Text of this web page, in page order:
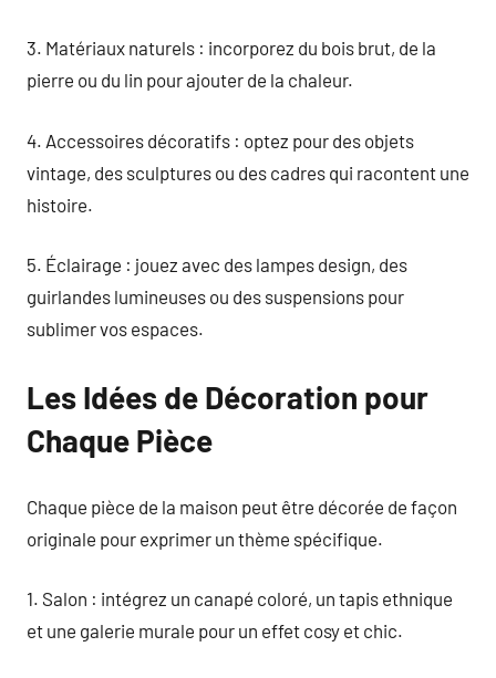
3. Matériaux naturels : incorporez du bois brut, de la
pierre ou du lin pour ajouter de la chaleur.
4. Accessoires décoratifs : optez pour des objets
vintage, des sculptures ou des cadres qui racontent une
histoire.
5. Éclairage : jouez avec des lampes design, des
guirlandes lumineuses ou des suspensions pour
sublimer vos espaces.
Les Idées de Décoration pour
Chaque Pièce
Chaque pièce de la maison peut être décorée de façon
originale pour exprimer un thème spécifique.
1. Salon : intégrez un canapé coloré, un tapis ethnique
et une galerie murale pour un effet cosy et chic.